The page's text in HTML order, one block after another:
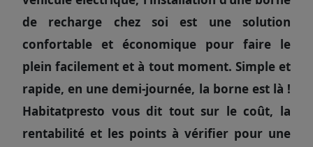
de recharge chez soi est une solution
confortable et économique pour faire le
plein facilement et à tout moment. Simple et
rapide, en une demi-journée, la borne est là !
Habitatpresto vous dit tout sur le coût, la
rentabilité et les points à vérifier pour une